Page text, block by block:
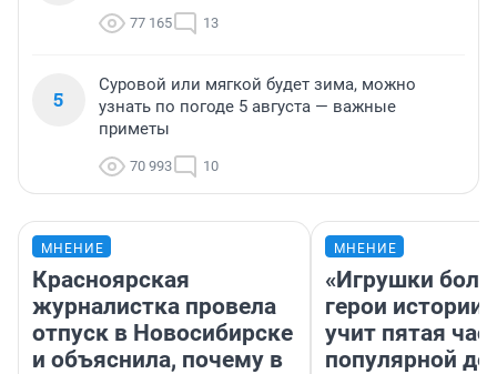
77 165 13
5
Суровой или мягкой будет зима, можно
узнать по погоде 5 августа — важные
приметы
70 993 10
МНЕНИЕ
Красноярская
журналистка провела
отпуск в Новосибирске
и объяснила, почему в
МНЕНИЕ
«Игрушки
герои
учит пятая
популярной